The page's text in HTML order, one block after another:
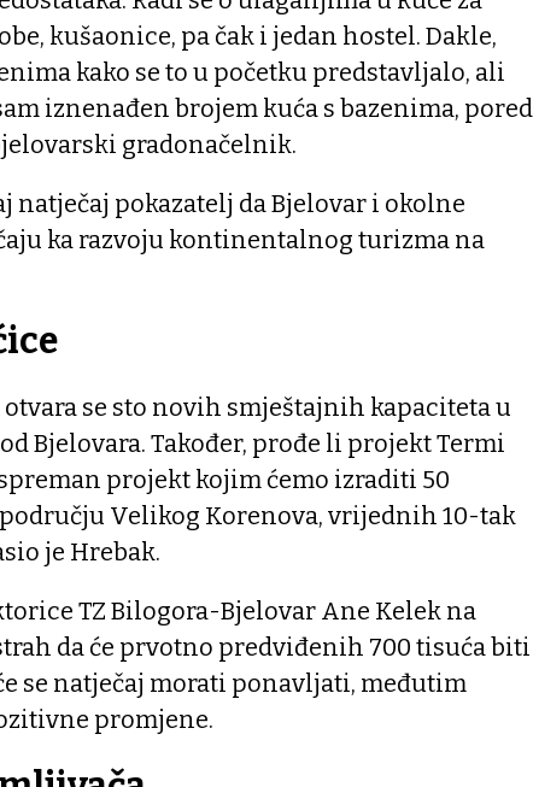
kušaonice, pa čak i jedan hostel. Dakle,
kako se to u početku predstavljalo, ali
iznenađen brojem kuća s bazenima, pored
gradonačelnik.
natječaj pokazatelj da Bjelovar i okolne
ka razvoju kontinentalnog turizma na
se sto novih smještajnih kapaciteta u
Bjelovara. Također, prođe li projekt Termi
projekt kojim ćemo izraditi 50
Velikog Korenova, vrijednih 10-tak
je Hrebak.
TZ Bilogora-Bjelovar Ane Kelek na
da će prvotno predviđenih 700 tisuća biti
se natječaj morati ponavljati, međutim
promjene.